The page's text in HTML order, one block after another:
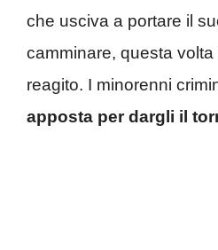
che usciva a portare il
camminare, questa
reagito. I minorenni
apposta per dargli il